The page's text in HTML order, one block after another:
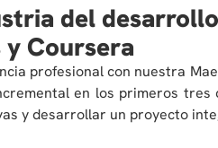
del
y Coursera
profesional con nuestra
en los primeros
y desarrollar un proyecto